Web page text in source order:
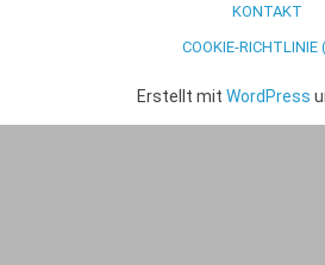
KONTAKT
COOKIE-RICHTLINIE
Erstellt mit WordPress